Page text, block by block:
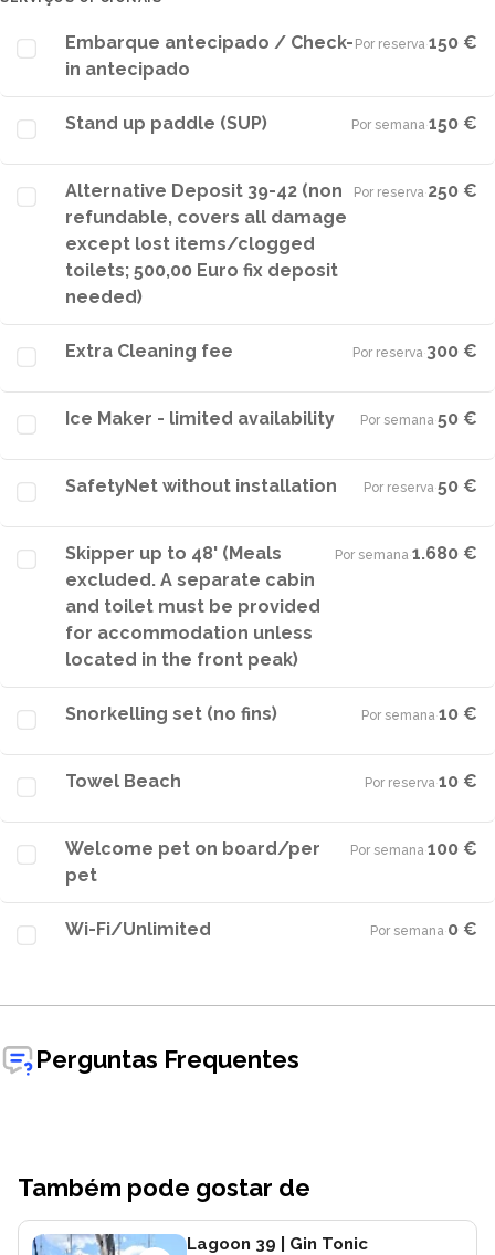
Embarque antecipado / Check-
in antecipado
Por reserva·150 €
Stand up paddle (SUP) Por semana·150 €
Alternative Deposit 39-42 (non
refundable, covers all damage
except lost items/clogged
toilets; 500,00 Euro fix deposit
needed)
Por reserva·250 €
Extra Cleaning fee Por reserva·300 €
Ice Maker - limited availability Por semana·50 €
SafetyNet without installation Por reserva·50 €
Skipper up to 48' (Meals
excluded. A separate cabin
and toilet must be provided
for accommodation unless
located in the front peak)
Por semana·1.680 €
Snorkelling set (no fins) Por semana·10 €
Towel Beach Por reserva·10 €
Welcome pet on board/per
pet
Por semana·100 €
Wi-Fi/Unlimited Por semana·0 €
Perguntas Frequentes
Também pode gostar de
Lagoon 39 | Gin Tonic